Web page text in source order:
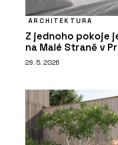
ARCHITEKTURA
Z jednoho pokoje
na Malé Straně v
29. 5. 2026